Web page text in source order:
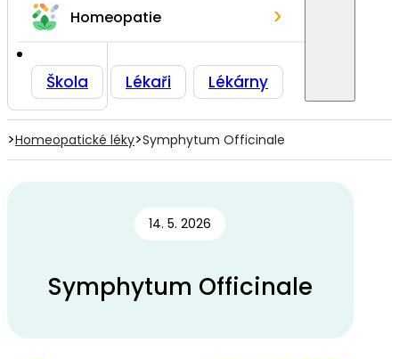
Homeopatie ›
Škola Lékaři Lékárny
>Homeopatické léky>Symphytum Officinale
14. 5. 2026
Symphytum Officinale